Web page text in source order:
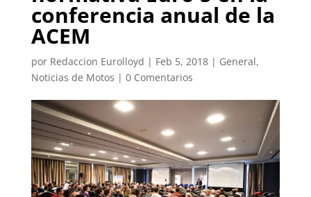
conferencia anual de la
ACEM
por Redaccion Eurolloyd | Feb 5, 2018| General,
Noticias de Motos | 0 Comentarios